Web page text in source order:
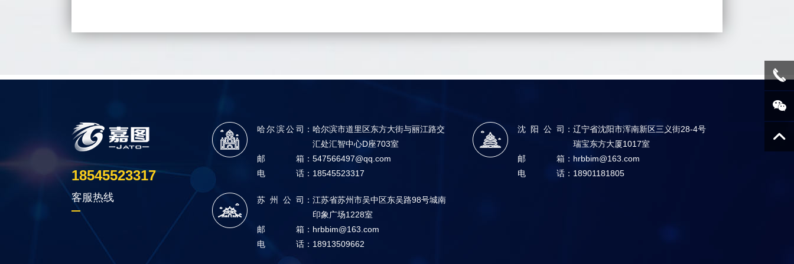
18545523317
客服热线
哈尔滨公司 ： 哈尔滨市道里区东方大街与丽江路交
汇处汇智中心D座703室
邮箱： 547566497@qq.com
电话： 18545523317
沈阳公司 ： 辽宁省沈阳市浑南新区三义街28-4号
瑞宝东方大厦1017室
邮箱： hrbbim@163.com
电话： 18901181805
苏州公司 ： 江苏省苏州市吴中区东吴路98号城南
印象广场1228室
邮箱： hrbbim@163.com
电话： 18913509662